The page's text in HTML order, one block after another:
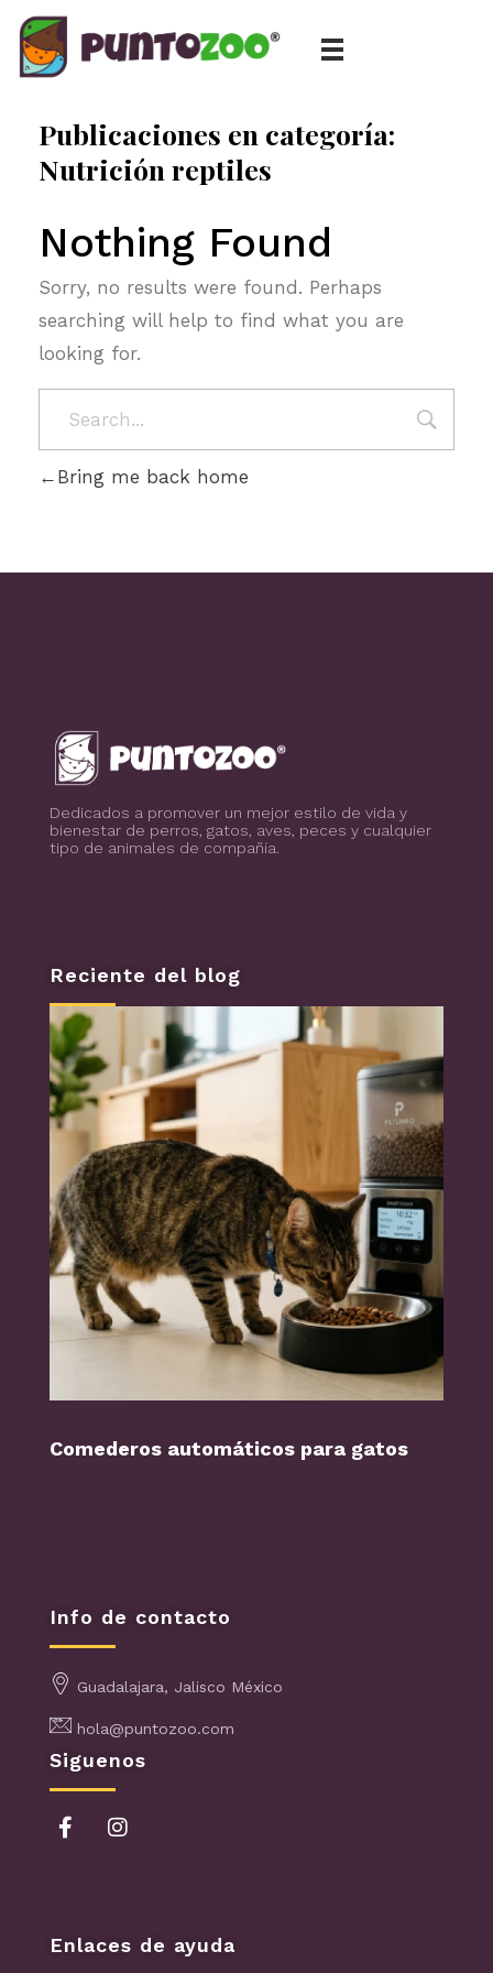
Publicaciones en categoría:
Nutrición reptiles
Nothing Found
Sorry, no results were found. Perhaps
searching will help to find what you are
looking for.
Bring me back home
PuntoZoo
Dedicados a promover un mejor estilo de vida y
bienestar de perros, gatos, aves, peces y cualquier
tipo de animales de compañía.
Reciente del blog
Comederos automáticos para gatos
Info de contacto
Guadalajara, Jalisco México
hola@puntozoo.com
Siguenos
Enlaces de ayuda